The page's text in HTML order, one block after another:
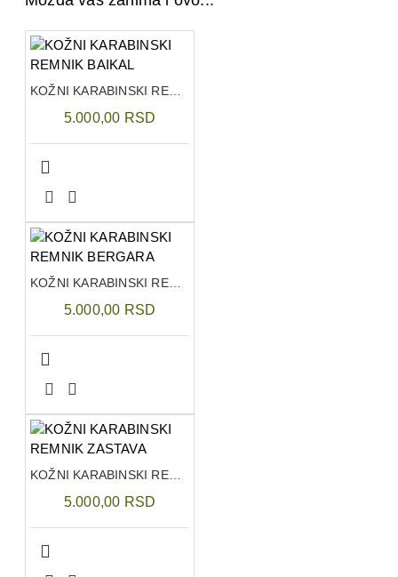
KOŽNI KARABINSKI REMNIK BAIKAL
5.000,00 RSD
KOŽNI KARABINSKI REMNIK BERGARA
5.000,00 RSD
KOŽNI KARABINSKI REMNIK ZASTAVA
5.000,00 RSD